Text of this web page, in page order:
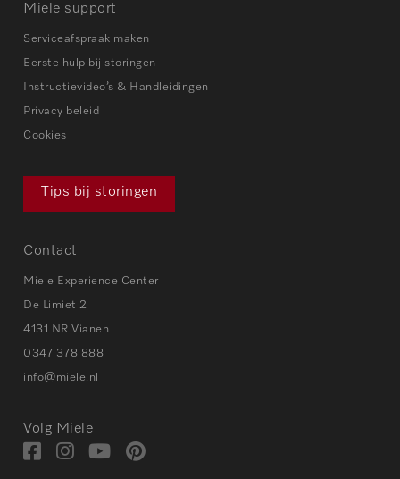
Miele support
Serviceafspraak maken
Eerste hulp bij storingen
Instructievideo’s & Handleidingen
Privacy beleid
Cookies
Tips bij storingen
Contact
Miele Experience Center
De Limiet 2
4131 NR Vianen
0347 378 888
info@miele.nl
Volg Miele
Bezoek
BezoekBezoek
Visit